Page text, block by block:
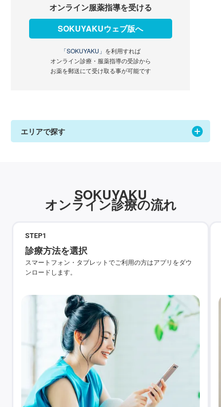
オンライン服薬指導を受ける
SOKUYAKUウェブ版へ
「SOKUYAKU」 を利用すれば
オンライン診療・服薬指導の受診から
お薬を郵送にて受け取る事が可能です
エリアで探す
SOKUYAKU
オンライン診療の流れ
STEP1
診療方法を選択
スマートフォン・タブレットでご利用の方はアプリをダウ
ンロードします。